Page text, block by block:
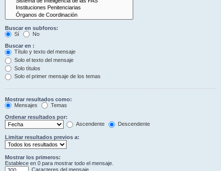
Buscar en subforos:
Sí
No
Buscar en :
Título y texto del mensaje
Solo el texto del mensaje
Solo títulos
Solo el primer mensaje de los temas
Mostrar resultados como:
Mensajes
Temas
Ordenar resultados por:
Ascendente
Descendente
Limitar resultados previos a:
Mostrar los primeros:
Establece en 0 para mostrar todo el mensaje.
Caracteres del mensaje